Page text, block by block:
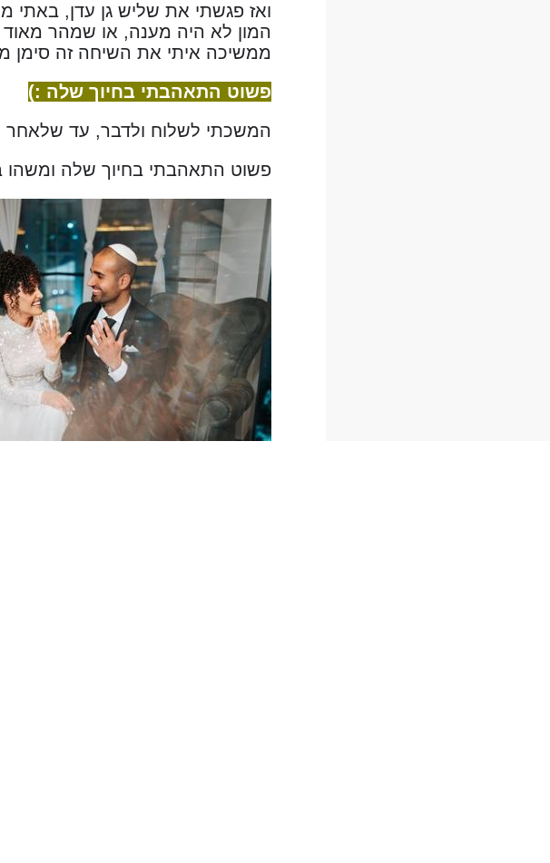
ואז פגשתי את שליש גן עדן, באתי
המון לא היה מענה, או שמהר
ממשיכה איתי את השיחה זה סימן
פשוט התאהבתי בחיוך שלה :)
המשכתי לשלוח ולדבר, עד
פשוט התאהבתי בחיוך שלה ומשהו